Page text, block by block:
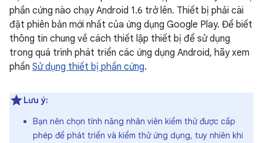
phần cứng nào chạy Android 1.6 trở lên. Thiết bị phải cài
đặt phiên bản mới nhất của ứng dụng Google Play. Để biết
thông tin chung về cách thiết lập thiết bị để sử dụng
trong quá trình phát triển các ứng dụng Android, hãy xem
phần Sử dụng thiết bị phần cứng.
Lưu ý:
Bạn nên chọn tính năng nhân viên kiểm thử được cấp
phép để phát triển và kiểm thử ứng dụng, tuy nhiên khi